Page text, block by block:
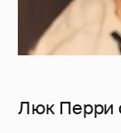
Люк Перри